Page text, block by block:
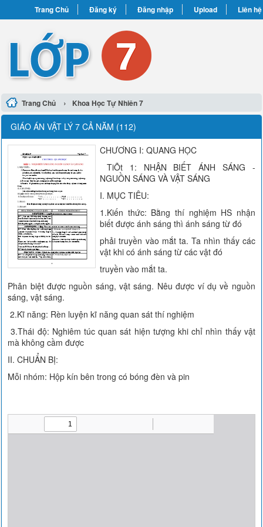
Trang Chủ Đăng ký Đăng nhập Upload Liên hệ
Trang Chủ › Khoa Học Tự Nhiên 7
GIÁO ÁN VẬT LÝ 7 CẢ NĂM (112)
CHƯƠNG I: QUANG HỌC
TiÕt 1: NHẬN BIẾT ÁNH SÁNG -
NGUỒN SÁNG VÀ VẬT SÁNG
I. MỤC TIÊU:
1.Kiến thức: Bằng thí nghiệm HS nhận
biết được ánh sáng thì ánh sáng từ đó
phải truyền vào mắt ta. Ta nhìn thấy các
vật khi có ánh sáng từ các vật đó
truyền vào mắt ta.
Phân biệt được nguồn sáng, vật sáng. Nêu được ví dụ về nguồn
sáng, vật sáng.
2.Kĩ năng: Rèn luyện kĩ năng quan sát thí nghiệm
3.Thái độ: Nghiêm túc quan sát hiện tượng khi chỉ nhìn thấy vật
mà không cầm được
II. CHUẨN BỊ:
Mỗi nhóm: Hộp kín bên trong có bóng đèn và pin